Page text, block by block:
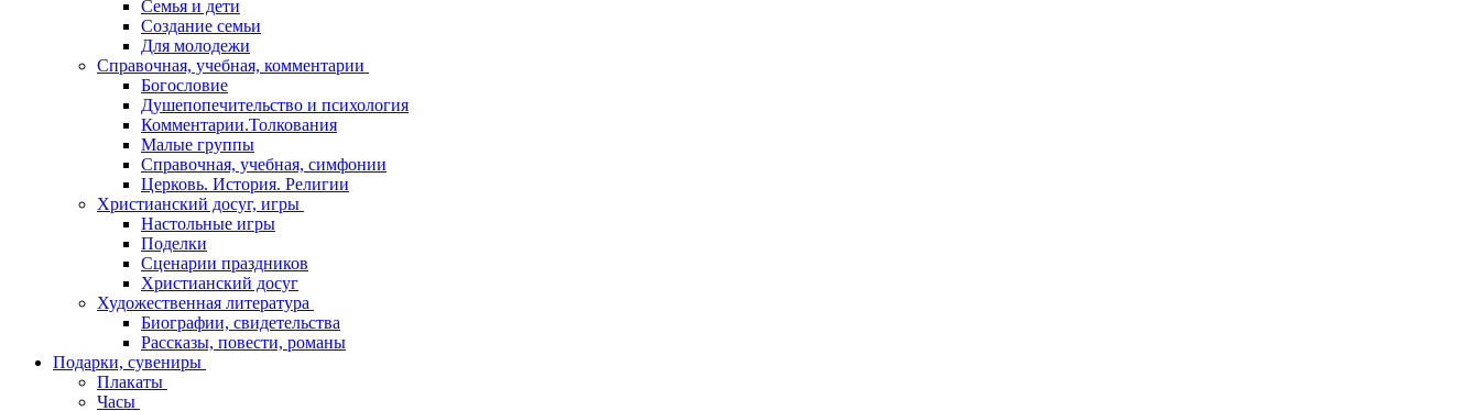
Семья и дети
Создание семьи
Для молодежи
Справочная, учебная, комментарии
Богословие
Душепопечительство и психология
Комментарии.Толкования
Малые группы
Справочная, учебная, симфонии
Церковь. История. Религии
Христианский досуг, игры
Настольные игры
Поделки
Сценарии праздников
Христианский досуг
Художественная литература
Биографии, свидетельства
Рассказы, повести, романы
Подарки, сувениры
Плакаты
Часы